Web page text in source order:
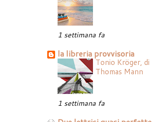
1 settimana fa
la libreria provvisoria
Tonio Kröger, di
Thomas Mann
1 settimana fa